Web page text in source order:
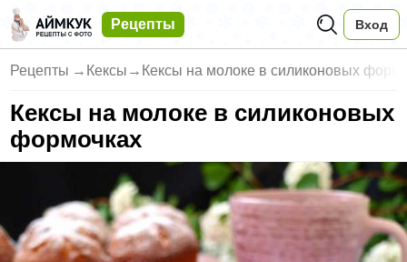
Рецепты Вход
Рецепты → Кексы → Кексы на молоке в силиконовых
Кексы на молоке в силиконовых
формочках